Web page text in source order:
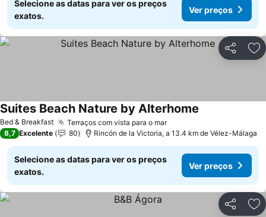
Selecione as datas para ver os preços
exatos.
Ver preços
Partilhar
Bed & Breakfast Terraços com vista para o mar
Suites Beach Nature by Alterhome
8,7 Excelente 80 Rincón de la Victoria, a 13.4 km de Vélez-Málaga
Selecione as datas para ver os preços
exatos.
Ver preços
Partilhar